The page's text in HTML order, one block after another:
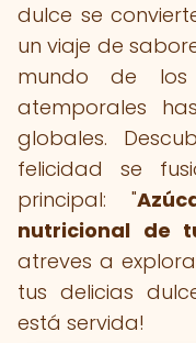
dulce se
un viaje de
mundo de los
atemporales
globales.
felicidad se
principal: "
nutricional de
atreves a
tus delicias
está servida!